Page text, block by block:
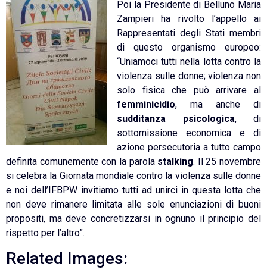
Poi la Presidente di Belluno Maria
Zampieri ha rivolto l’appello ai
Rappresentati degli Stati membri
di questo organismo europeo:
“Uniamoci tutti nella lotta contro la
violenza sulle donne; violenza non
solo fisica che può arrivare al
femminicidio, ma anche di
sudditanza psicologica, di
sottomissione economica e di
azione persecutoria a tutto campo
definita comunemente con la parola stalking. Il 25 novembre
si celebra la Giornata mondiale contro la violenza sulle donne
e noi dell’IFBPW invitiamo tutti ad unirci in questa lotta che
non deve rimanere limitata alle sole enunciazioni di buoni
propositi, ma deve concretizzarsi in ognuno il principio del
rispetto per l’altro”.
Related Images: